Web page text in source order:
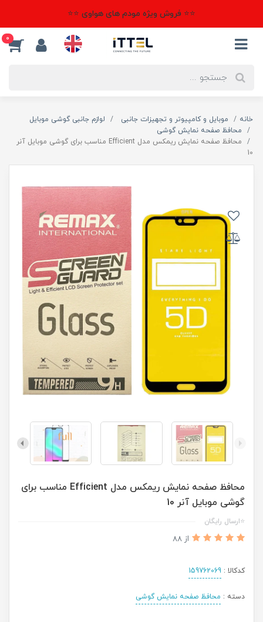
⭐⭐ فروش ویژه مودم های هواوی ⭐⭐
0
خانه موبایل و کامپیوتر و تجهیزات جانبی
لوازم جانبی گوشی موبایل
محافظ صفحه نمایش گوشی
محافظ صفحه نمایش ریمکس مدل Efficient مناسب برای گوشی موبایل آنر
10
محافظ صفحه نمایش ریمکس مدل Efficient مناسب برای
گوشی موبایل آنر 10
⭐ارسال رایگان
از 88
کدکالا : 159762069
دسته : محافظ صفحه نمایش گوشی